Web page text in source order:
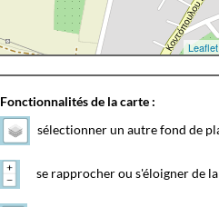
Leaflet
Fonctionnalités de la carte :
sélectionner un autre fond de
se rapprocher ou s'éloigner de